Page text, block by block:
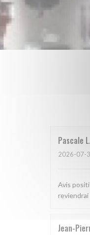
Pascale L
2026-07-
Avis
Jean-